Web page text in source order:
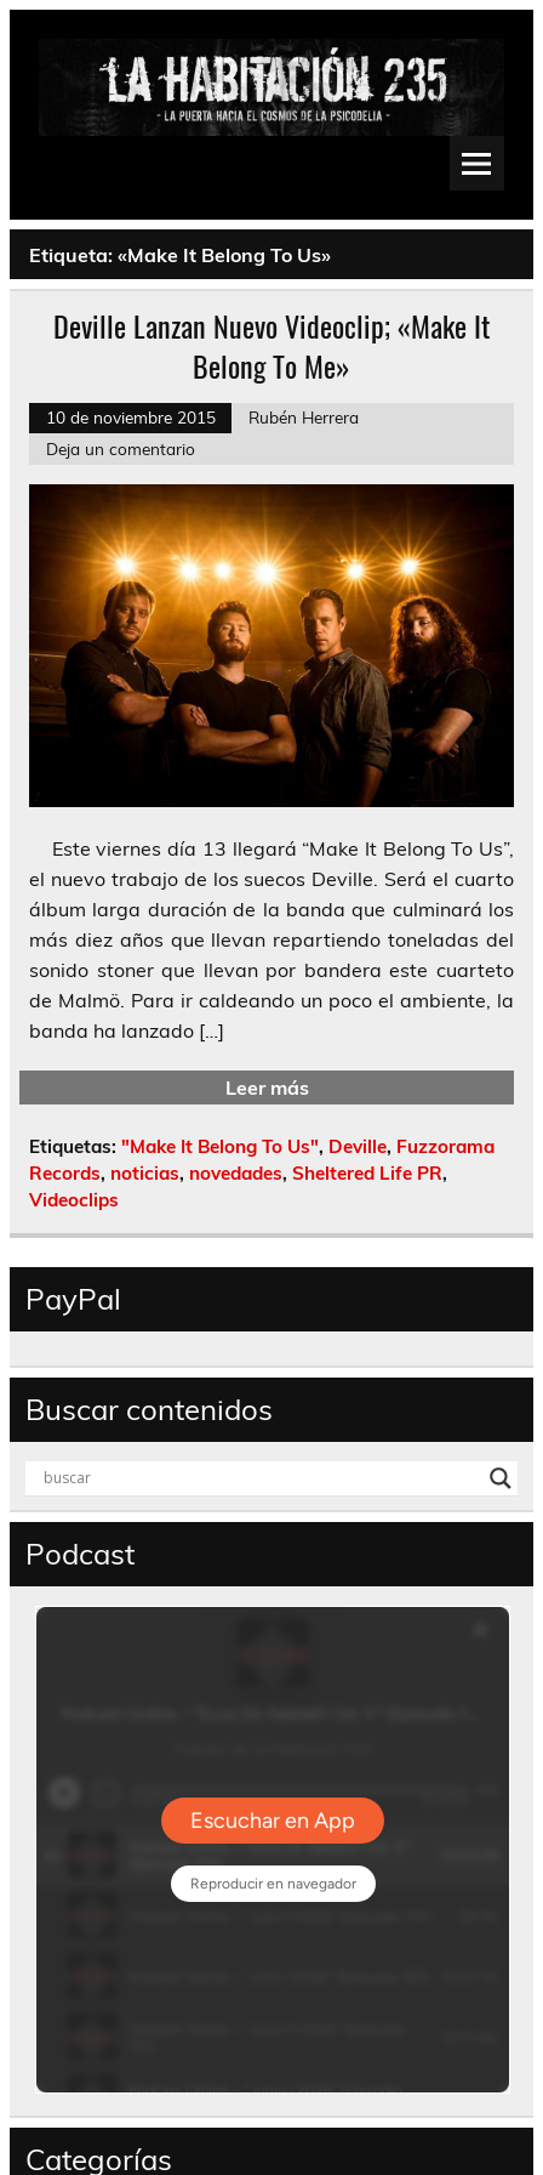
Saltar
Psychedelic, Stoner, Doom, Sludge, Fuzz, Space, Drone
Etiqueta: «Make It Belong To Us»
Deville Lanzan Nuevo Videoclip; «Make It
Belong To Me»
10 de noviembre 2015
Rubén Herrera
Deja un comentario
Este viernes día 13 llegará “Make It Belong To Us”,
el nuevo trabajo de los suecos Deville. Será el cuarto
álbum larga duración de la banda que culminará los
más diez años que llevan repartiendo toneladas del
sonido stoner que llevan por bandera este cuarteto
de Malmö. Para ir caldeando un poco el ambiente, la
banda ha lanzado […]
Leer más
Etiquetas: "Make It Belong To Us", Deville, Fuzzorama
Records, noticias, novedades, Sheltered Life PR,
Videoclips
PayPal
Buscar contenidos
Podcast
Categorías